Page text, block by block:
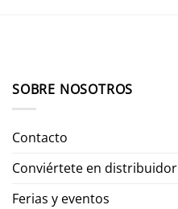
SOBRE NOSOTROS
Contacto
Conviértete en distribuidor
Ferias y eventos